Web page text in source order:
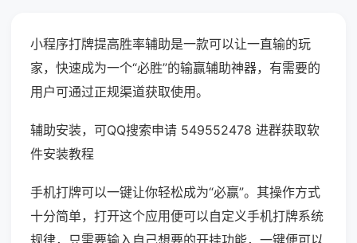
小程序打牌提高胜率辅助是一款可以让一直输的玩
家，快速成为一个“必胜”的输赢辅助神器，有需要的
用户可通过正规渠道获取使用。
辅助安装，可QQ搜索申请 549552478 进群获取软
件安装教程
手机打牌可以一键让你轻松成为“必赢”。其操作方式
十分简单，打开这个应用便可以自定义手机打牌系统
规律，只需要输入自己想要的开挂功能，一键便可以